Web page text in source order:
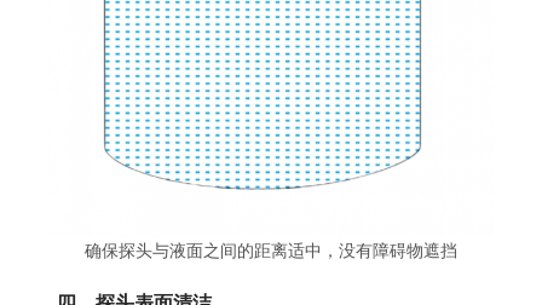
确保探头与液面之间的距离适中，没有障碍物遮挡